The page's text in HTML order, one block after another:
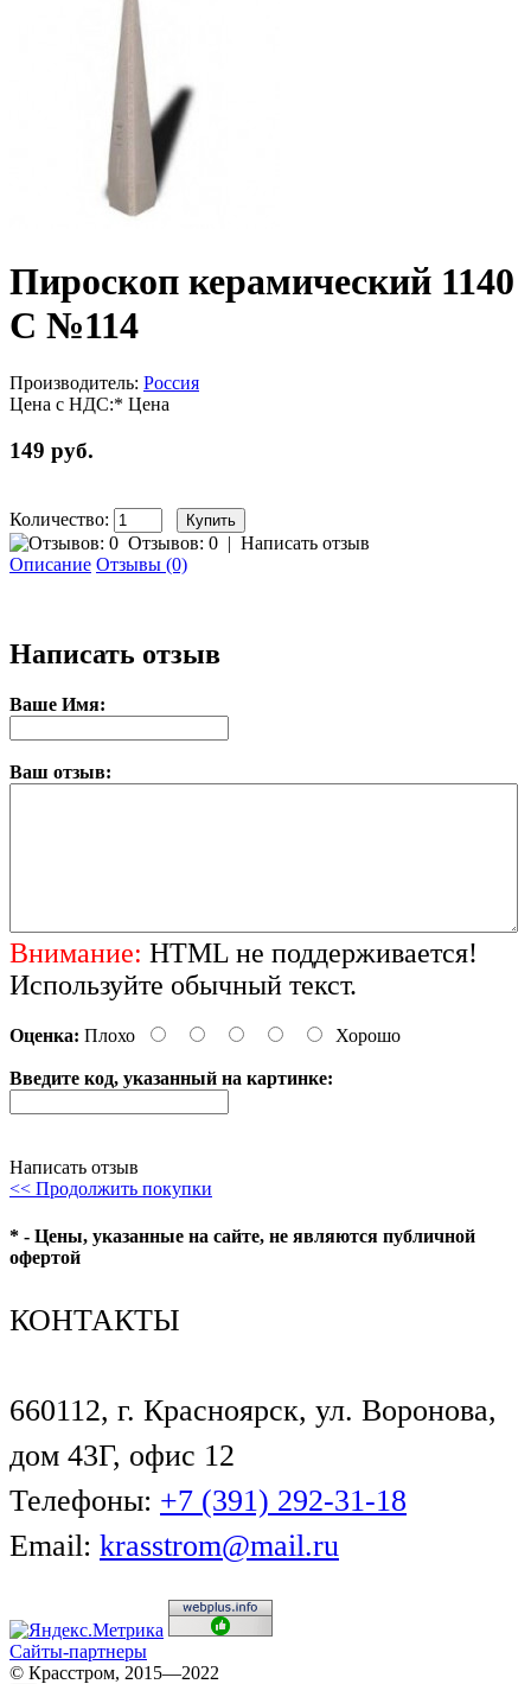
Пироскоп керамический 1140
С №114
Производитель: Россия
Цена с НДС:* Цена
149 руб.
Количество:
Отзывов: 0 | Написать отзыв
Описание Отзывы (0)
Написать отзыв
Ваше Имя:
Ваш отзыв:
Внимание: HTML не поддерживается!
Используйте обычный текст.
Оценка: Плохо Хорошо
Введите код, указанный на картинке:
Написать отзыв
<< Продолжить покупки
* - Цены, указанные на сайте, не являются публичной
офертой
КОНТАКТЫ
660112, г. Красноярск, ул. Воронова,
дом 43Г, офис 12
Телефоны: +7 (391) 292-31-18
Email: krasstrom@mail.ru
Сайты-партнеры
© Красстром, 2015—2022